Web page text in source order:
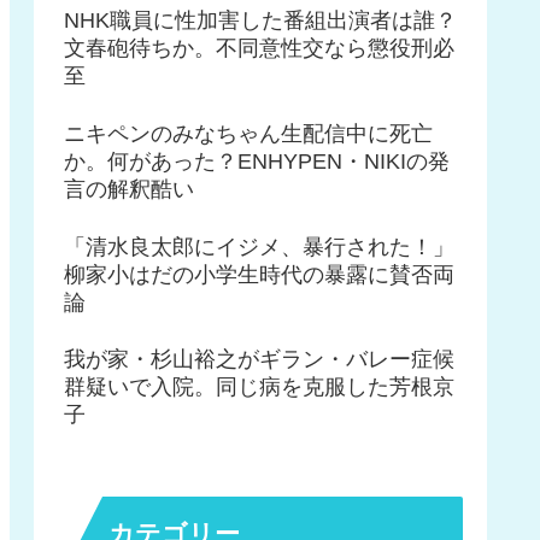
NHK職員に性加害した番組出演者は誰？
文春砲待ちか。不同意性交なら懲役刑必
至
ニキペンのみなちゃん生配信中に死亡
か。何があった？ENHYPEN・NIKIの発
言の解釈酷い
「清水良太郎にイジメ、暴行された！」
柳家小はだの小学生時代の暴露に賛否両
論
我が家・杉山裕之がギラン・バレー症候
群疑いで入院。同じ病を克服した芳根京
子
カテゴリー